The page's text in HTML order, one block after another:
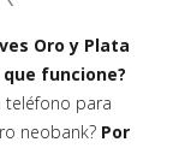
Oro y Plata
que funcione?
teléfono para
neobank? Por